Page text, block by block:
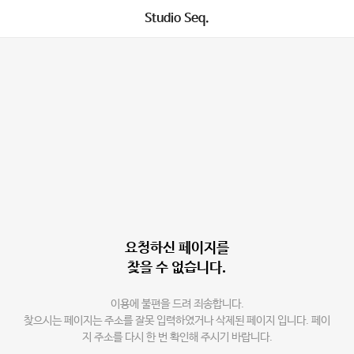
Studio Seq.
요청하신 페이지를
찾을 수 없습니다.
이용에 불편을 드려 죄송합니다.
찾으시는 페이지는 주소를 잘못 입력하였거나 삭제된 페이지 입니다. 페이
지 주소를 다시 한 번 확인해 주시기 바랍니다.